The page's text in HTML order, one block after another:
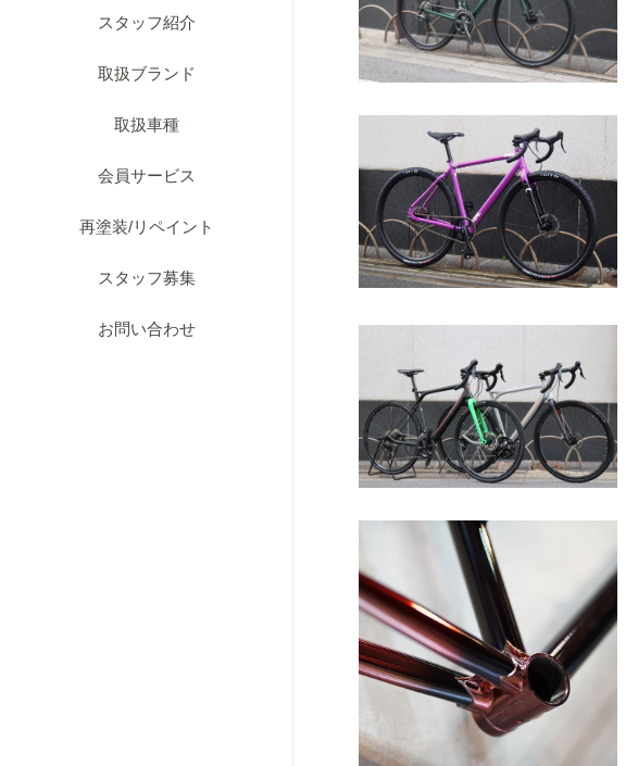
スタッフ紹介
取扱ブランド
取扱車種
会員サービス
再塗装/リペイント
スタッフ募集
お問い合わせ